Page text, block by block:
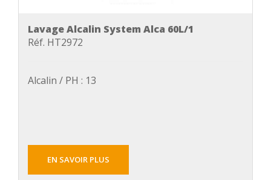
Lavage Alcalin System Alca 60L/1
Réf. HT2972
Alcalin / PH : 13
EN SAVOIR PLUS